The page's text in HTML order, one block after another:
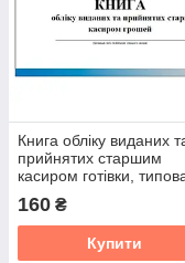
Книга обліку виданих
прийнятих старшим
касиром готівки,
форма N КО-5
160 ₴
Купити